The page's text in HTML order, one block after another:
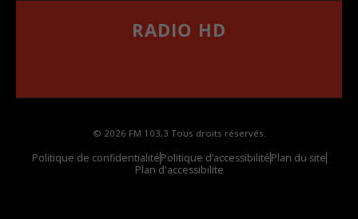
RADIO HD
© 2026 FM 103,3 Tous droits réservés.
Politique de confidentialitéPolitique d’accessibilitéPlan du site
Plan d'accessibilite